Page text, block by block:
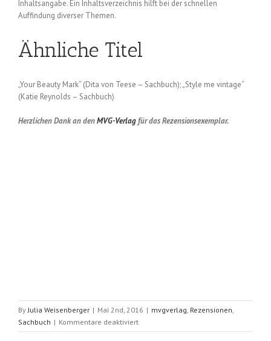
Inhaltsangabe. Ein Inhaltsverzeichnis hilft bei der schnellen
Auffindung diverser Themen.
Ähnliche Titel
„Your Beauty Mark“ (Dita von Teese – Sachbuch); „Style me vintage“
(Katie Reynolds – Sachbuch)
Herzlichen Dank an denMVG-Verlagfür das Rezensionsexemplar.
By Julia Weisenberger | Mai 2nd, 2016 | mvgverlag Rezensionen
Sachbuch | Kommentare deaktiviertfür
Vintage-